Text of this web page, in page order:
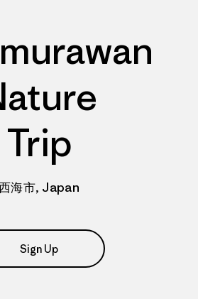
Trip
海市, Japan
Sign Up